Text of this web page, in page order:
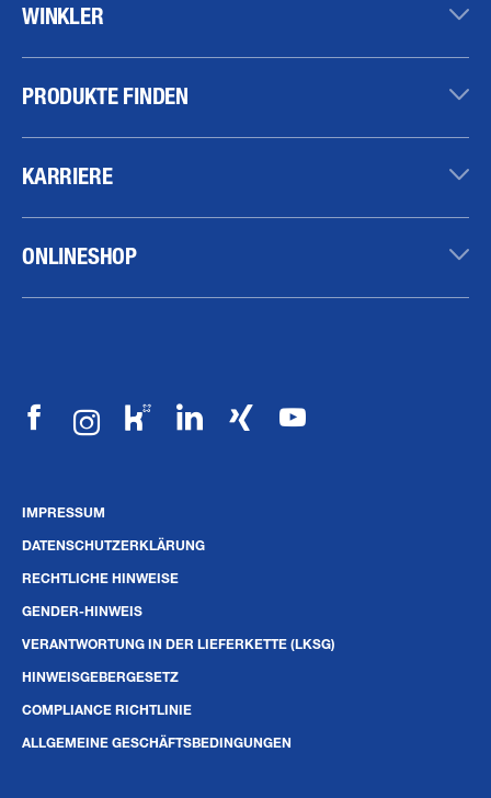
WINKLER
PRODUKTE FINDEN
KARRIERE
ONLINESHOP
IMPRESSUM
DATENSCHUTZERKLÄRUNG
RECHTLICHE HINWEISE
GENDER-HINWEIS
VERANTWORTUNG IN DER LIEFERKETTE (LKSG)
HINWEISGEBERGESETZ
COMPLIANCE RICHTLINIE
ALLGEMEINE GESCHÄFTSBEDINGUNGEN